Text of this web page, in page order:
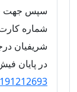
سپس جهت
شماره
شریفیان
در پایان